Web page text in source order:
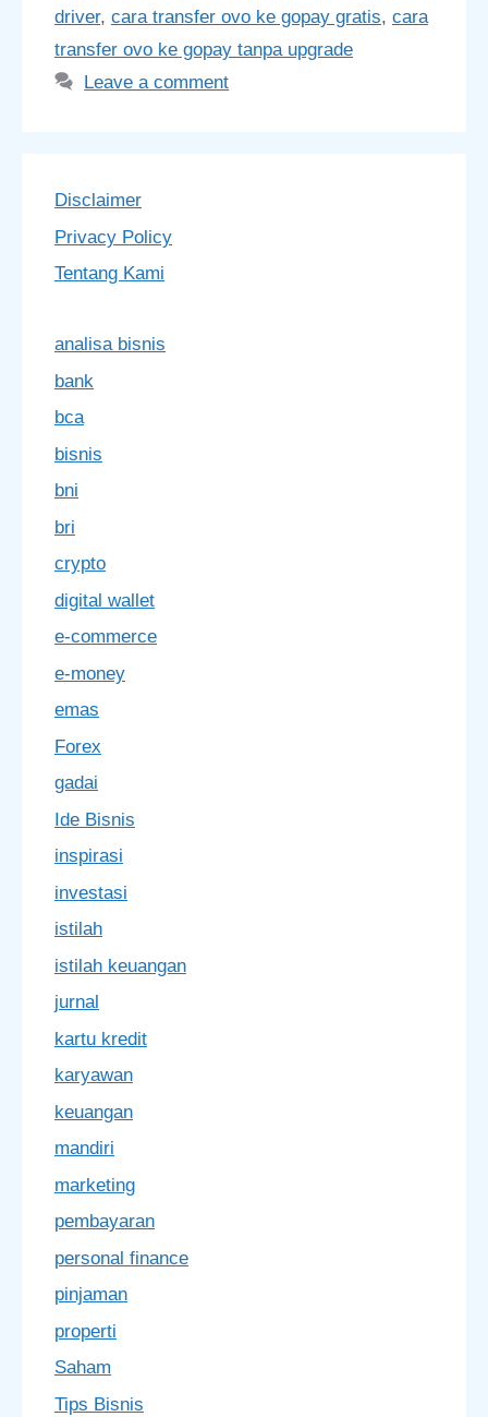
driver, cara transfer ovo ke gopay gratis, cara
transfer ovo ke gopay tanpa upgrade
Leave a comment
Disclaimer
Privacy Policy
Tentang Kami
analisa bisnis
bank
bca
bisnis
bni
bri
crypto
digital wallet
e-commerce
e-money
emas
Forex
gadai
Ide Bisnis
inspirasi
investasi
istilah
istilah keuangan
jurnal
kartu kredit
karyawan
keuangan
mandiri
marketing
pembayaran
personal finance
pinjaman
properti
Saham
Tips Bisnis